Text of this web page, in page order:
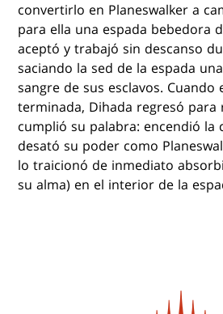
convertirlo en Planeswalker a
para ella una espada bebedora
aceptó y trabajó sin descanso
saciando la sed de la espada
sangre de sus esclavos. Cuando
terminada, Dihada regresó para
cumplió su palabra: encendió la
desató su poder como
lo traicionó de inmediato
su alma) en el interior de la